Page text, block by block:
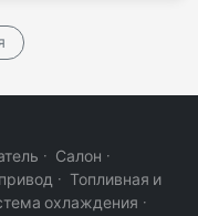
· Салон ·
· Топливная и
охлаждения ·